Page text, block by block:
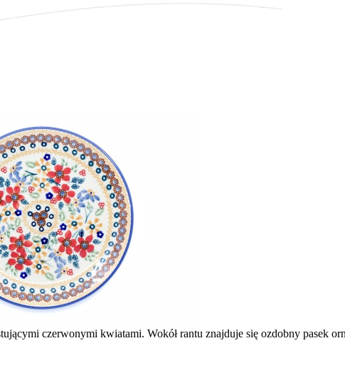
czerwonymi kwiatami. Wokół rantu znajduje się ozdobny pasek